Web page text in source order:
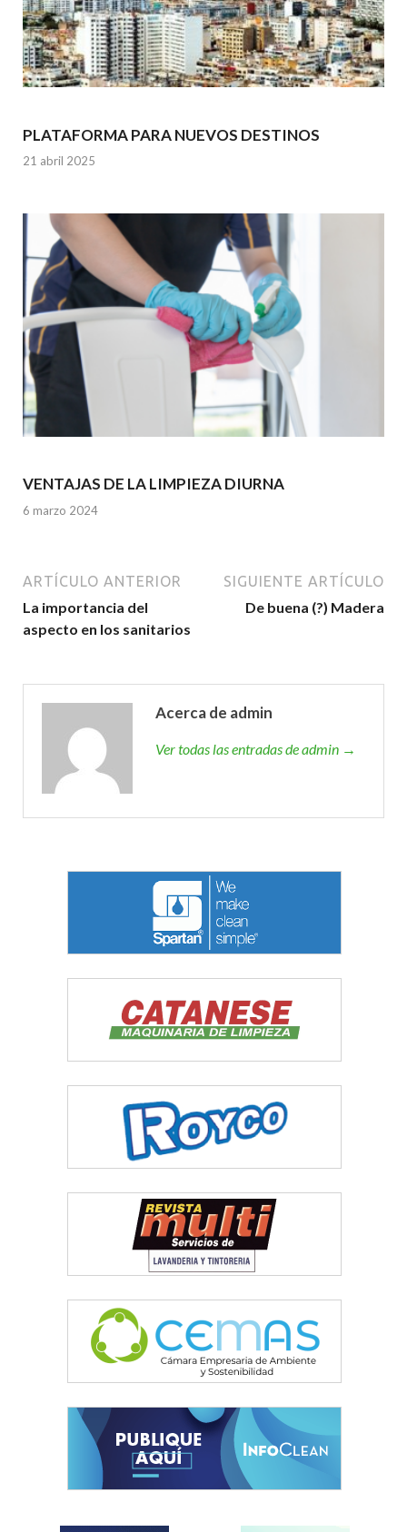
PLATAFORMA PARA NUEVOS DESTINOS
21 abril 2025
VENTAJAS DE LA LIMPIEZA DIURNA
6 marzo 2024
ARTÍCULO ANTERIOR
La importancia del
aspecto en los sanitarios
SIGUIENTE ARTÍCULO
De buena (?) Madera
Acerca de admin
Ver todas las entradas de admin →